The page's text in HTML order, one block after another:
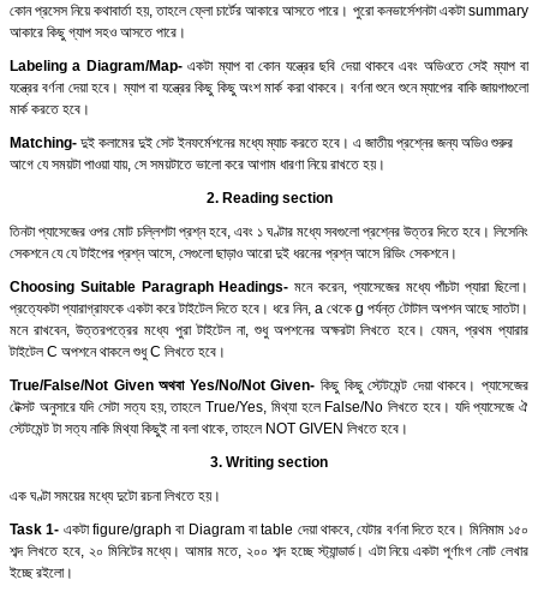
কোন প্রসেস নিয়ে কথাবার্তা হয়, তাহলে ফ্লো চার্টের আকারে আসতে পারে। পুরো কনভার্সেশনটা একটা summary
আকারে কিছু গ্যাপ সহও আসতে পারে।
Labeling a Diagram/Map-একটা ম্যাপ বা কোন যন্ত্রের ছবি দেয়া থাকবে এবং অডিওতে সেই ম্যাপ বা
যন্ত্রের বর্ণনা দেয়া হবে। ম্যাপ বা যন্ত্রের কিছু কিছু অংশ মার্ক করা থাকবে। বর্ণনা শুনে শুনে ম্যাপের বাকি জায়গাগুলো
মার্ক করতে হবে।
Matching- দুই কলামের দুই সেট ইনফর্মেশনের মধ্যে ম্যাচ করতে হবে। এ জাতীয় প্রশ্নের জন্য অডিও শুরুর
আগে যে সময়টা পাওয়া যায়, সে সময়টাতে ভালো করে আগাম ধারণা নিয়ে রাখতে হয়।
2. Reading section
তিনটা প্যাসেজের ওপর মোট চল্লিশটা প্রশ্ন হবে, এবং ১ ঘণ্টার মধ্যে সবগুলো প্রশ্নের উত্তর দিতে হবে। লিসেনিং
সেকশনে যে যে টাইপের প্রশ্ন আসে, সেগুলো ছাড়াও আরো দুই ধরনের প্রশ্ন আসে রিডিং সেকশনে।
Choosing Suitable Paragraph Headings- মনে করেন, প্যাসেজের মধ্যে পাঁচটা প্যারা ছিলো।
প্রত্যেকটা প্যারাগ্রাফকে একটা করে টাইটেল দিতে হবে। ধরে নিন, a থেকে g পর্যন্ত টোটাল অপশন আছে সাতটা।
মনে রাখবেন, উত্তরপত্রের মধ্যে পুরা টাইটেল না, শুধু অপশনের অক্ষরটা লিখতে হবে। যেমন, প্রথম প্যারার
টাইটেল C অপশনে থাকলে শুধু C লিখতে হবে।
True/False/Not Given অথবা Yes/No/Not Given- কিছু কিছু স্টেটমেন্ট দেয়া থাকবে। প্যাসেজের
টেক্সট অনুসারে যদি সেটা সত্য হয়, তাহলে True/Yes, মিথ্যা হলে False/No লিখতে হবে। যদি প্যাসেজে ঐ
স্টেটমেন্ট টা সত্য নাকি মিথ্যা কিছুই না বলা থাকে, তাহলে NOT GIVEN লিখতে হবে।
3. Writing section
এক ঘণ্টা সময়ের মধ্যে দুটো রচনা লিখতে হয়।
Task 1- একটা figure/graph বা Diagram বা table দেয়া থাকবে, যেটার বর্ণনা দিতে হবে। মিনিমাম ১৫০
শব্দ লিখতে হবে, ২০ মিনিটের মধ্যে। আমার মতে, ২০০ শব্দ হচ্ছে স্ট্যান্ডার্ড। এটা নিয়ে একটা পূর্ণাংগ নোট লেখার
ইচ্ছে রইলো।